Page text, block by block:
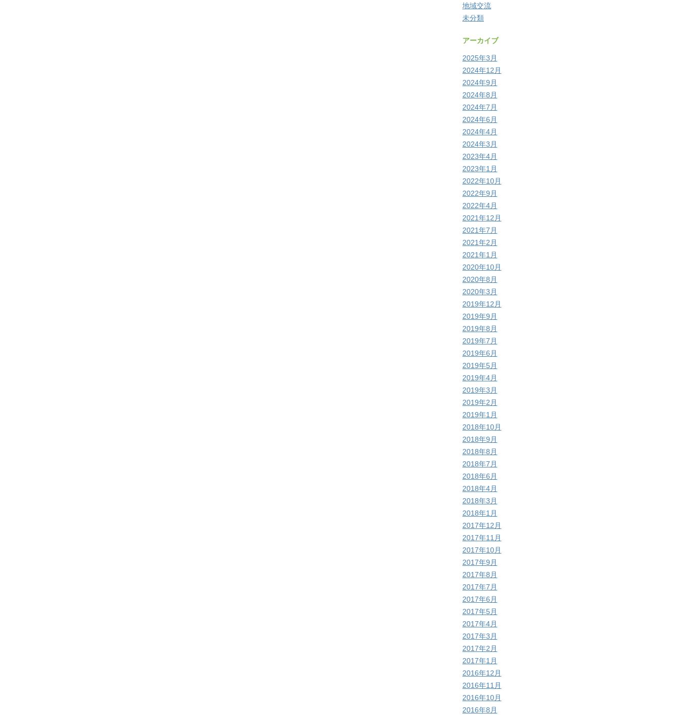
地域交流
未分類
アーカイブ
2025年3月
2024年12月
2024年9月
2024年8月
2024年7月
2024年6月
2024年4月
2024年3月
2023年4月
2023年1月
2022年10月
2022年9月
2022年4月
2021年12月
2021年7月
2021年2月
2021年1月
2020年10月
2020年8月
2020年3月
2019年12月
2019年9月
2019年8月
2019年7月
2019年6月
2019年5月
2019年4月
2019年3月
2019年2月
2019年1月
2018年10月
2018年9月
2018年8月
2018年7月
2018年6月
2018年4月
2018年3月
2018年1月
2017年12月
2017年11月
2017年10月
2017年9月
2017年8月
2017年7月
2017年6月
2017年5月
2017年4月
2017年3月
2017年2月
2017年1月
2016年12月
2016年11月
2016年10月
2016年8月